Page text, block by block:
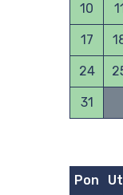
10 11
17
24
31
Pon